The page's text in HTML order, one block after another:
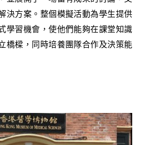
決方案。整個模擬活動為學生提供
學習機會，使他們能夠在課堂知識
橋樑，同時培養團隊合作及決策能